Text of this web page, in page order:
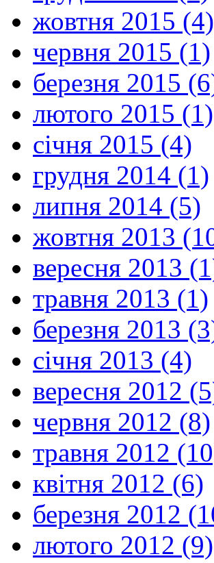
жовтня 2015 (4)
червня 2015 (1)
березня 2015
лютого 2015 (1)
січня 2015 (4)
грудня 2014 (1)
липня 2014 (5)
жовтня 2013
вересня 2013
травня 2013 (1)
березня 2013
січня 2013 (4)
вересня 2012
червня 2012 (8)
травня 2012
квітня 2012 (6)
березня 2012
лютого 2012 (9)